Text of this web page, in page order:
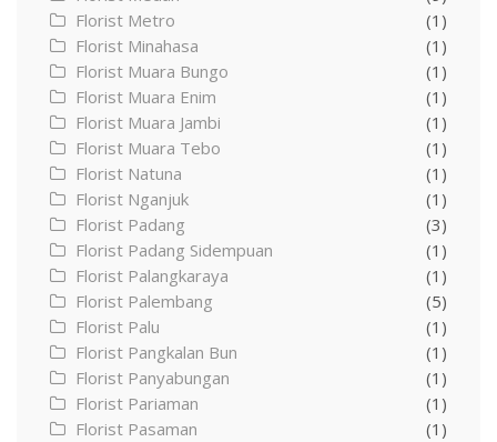
Florist Metro
(1)
Florist Minahasa
(1)
Florist Muara Bungo
(1)
Florist Muara Enim
(1)
Florist Muara Jambi
(1)
Florist Muara Tebo
(1)
Florist Natuna
(1)
Florist Nganjuk
(1)
Florist Padang
(3)
Florist Padang Sidempuan
(1)
Florist Palangkaraya
(1)
Florist Palembang
(5)
Florist Palu
(1)
Florist Pangkalan Bun
(1)
Florist Panyabungan
(1)
Florist Pariaman
(1)
Florist Pasaman
(1)